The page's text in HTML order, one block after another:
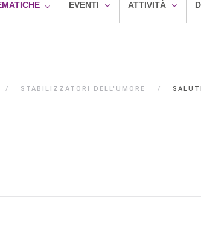
EVENTI ATTIVITÀ
STABILIZZATORI DELL'UMORE